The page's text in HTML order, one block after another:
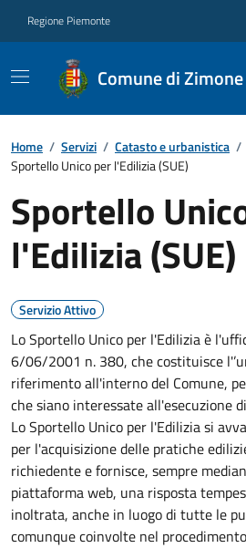
Regione Piemonte
Comune di Zimone
Home / Servizi / Catasto e urbanistica /
Sportello Unico per l'Edilizia (SUE)
Sportello
l'Edilizia (SUE)
Servizio Attivo
Lo Sportello Unico per l'Edilizia è
6/06/2001 n. 380, che costituisce
riferimento all'interno del Comune,
che siano interessate all'esecuzione
Lo Sportello Unico per l'Edilizia si
per l'acquisizione delle pratiche
richiedente e fornisce, sempre
piattaforma web, una risposta
inoltrata, anche in luogo di tutte le
comunque coinvolte nel